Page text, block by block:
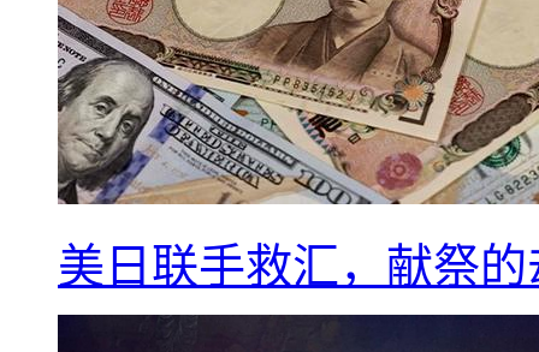
美日联手救汇，献祭